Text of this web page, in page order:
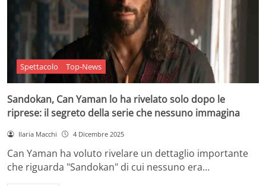
Spettacolo Top-News
Sandokan, Can Yaman lo ha rivelato solo dopo le
riprese: il segreto della serie che nessuno immagina
Ilaria Macchi 4 Dicembre 2025
Can Yaman ha voluto rivelare un dettaglio importante
che riguarda "Sandokan" di cui nessuno era…